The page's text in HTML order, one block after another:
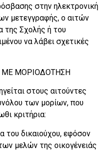
στην ηλεκτρονική
μετεγγραφής, ο αιτών
της Σχολής ή του
να λάβει σχετικές
ΜΕ ΜΟΡΙΟΔΟΤΗΣΗ
στους αιτούντες
των μορίων, που
κριτήρια:
του δικαιούχου, εφόσον
μελών της οικογένειάς